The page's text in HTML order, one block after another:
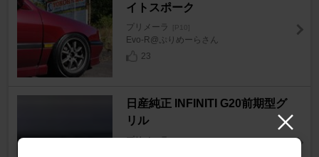
イトスポーク
プリメーラ [P10]
Evo-R@ぷりめーらさん
23
日産純正 INFINITI G20前期型グ
リル
プリメーラ [P10]